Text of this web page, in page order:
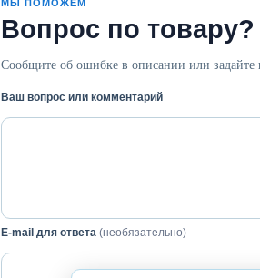
МЫ ПОМОЖЕМ
Вопрос по товару?
Сообщите об ошибке в описании или задайте
Ваш вопрос или комментарий
E-mail для ответа (необязательно)